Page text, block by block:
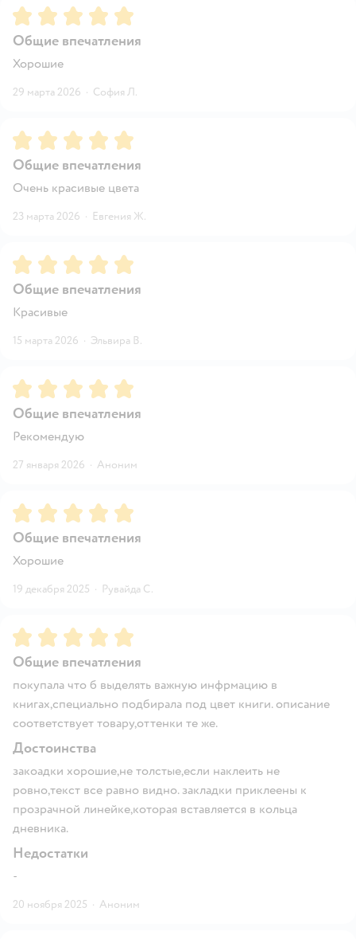
Рейтинг:5
Общие впечатления
Хорошие
29 марта 2026 · София Л.
Рейтинг:5
Общие впечатления
Очень красивые цвета
23 марта 2026 · Евгения Ж.
Рейтинг:5
Общие впечатления
Красивые
15 марта 2026 · Эльвира В.
Рейтинг:5
Общие впечатления
Рекомендую
27 января 2026 · Аноним
Рейтинг:5
Общие впечатления
Хорошие
19 декабря 2025 · Рувайда С.
Рейтинг:5
Общие впечатления
покупала что б выделять важную инфрмацию в
книгах,специально подбирала под цвет книги. описание
соответствует товару,оттенки те же.
Достоинства
закоадки хорошие,не толстые,если наклеить не
ровно,текст все равно видно. закладки приклеены к
прозрачной линейке,которая вставляется в кольца
дневника.
Недостатки
-
20 ноября 2025 · Аноним